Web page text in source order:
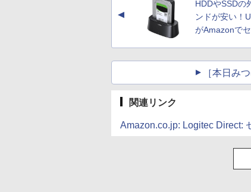
▲
HDDやSSDの
ンドが安い！
がAmazonで
［本日み
関連リンク
Amazon.co.jp: Logitec Direct: